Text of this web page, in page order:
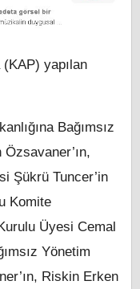
(KAP) yapılan
Bağımsız
Şükrü Tuncer’in
Komite
Üyesi Cemal
Yönetim
Riskin Erken